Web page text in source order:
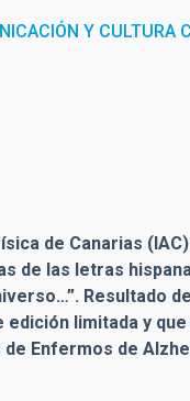
Y CULTURA
de Canarias
de las letras
Resultado
limitada y
Enfermos de